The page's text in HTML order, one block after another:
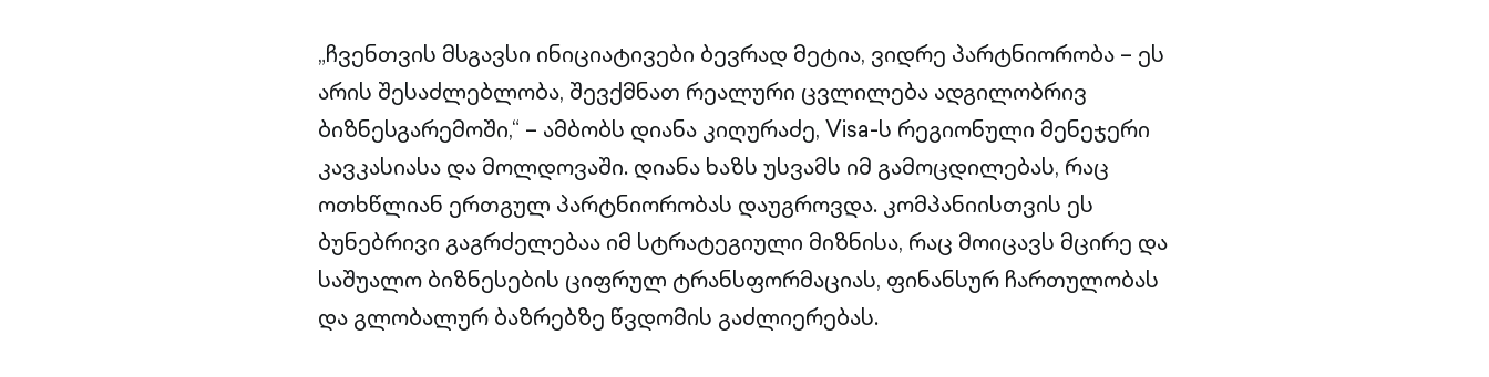
„ჩვენთვის მსგავსი ინიციატივები ბევრად მეტია, ვიდრე პარტნიორობა – ეს
არის შესაძლებლობა, შევქმნათ რეალური ცვლილება ადგილობრივ
ბიზნესგარემოში,“ – ამბობს დიანა კიღურაძე, Visa-ს რეგიონული მენეჯერი
კავკასიასა და მოლდოვაში. დიანა ხაზს უსვამს იმ გამოცდილებას, რაც
ოთხწლიან ერთგულ პარტნიორობას დაუგროვდა. კომპანიისთვის ეს
ბუნებრივი გაგრძელებაა იმ სტრატეგიული მიზნისა, რაც მოიცავს მცირე და
საშუალო ბიზნესების ციფრულ ტრანსფორმაციას, ფინანსურ ჩართულობას
და გლობალურ ბაზრებზე წვდომის გაძლიერებას.